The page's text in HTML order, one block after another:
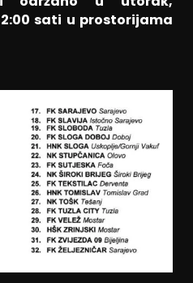
sati u prostorijama